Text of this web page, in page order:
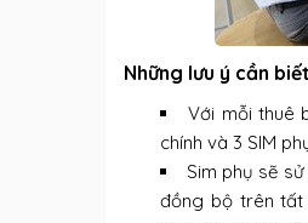
Những lưu ý cần
Với mỗi thuê
chính và 3 SIM
Sim phụ sẽ
đồng bộ trên tất